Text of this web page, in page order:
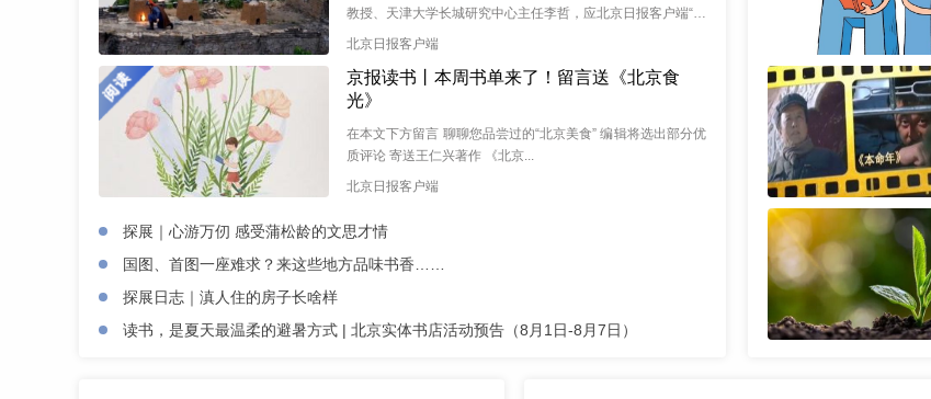
教授、天津大学长城研究中心主任李哲，应北京日报客户端“长
城有故事”短视频栏目邀请，来到密云区司马台长城景区拍
北京日报客户端
京报读书丨本周书单来了！留言送《北京食
光》
在本文下方留言 聊聊您品尝过的“北京美食” 编辑将选出部分优
质评论 寄送王仁兴著作 《北京...
北京日报客户端
探展｜心游万仞 感受蒲松龄的文思才情
国图、首图一座难求？来这些地方品味书香……
探展日志｜滇人住的房子长啥样
读书，是夏天最温柔的避暑方式 | 北京实体书店活动预告（8月1日-8月7日）